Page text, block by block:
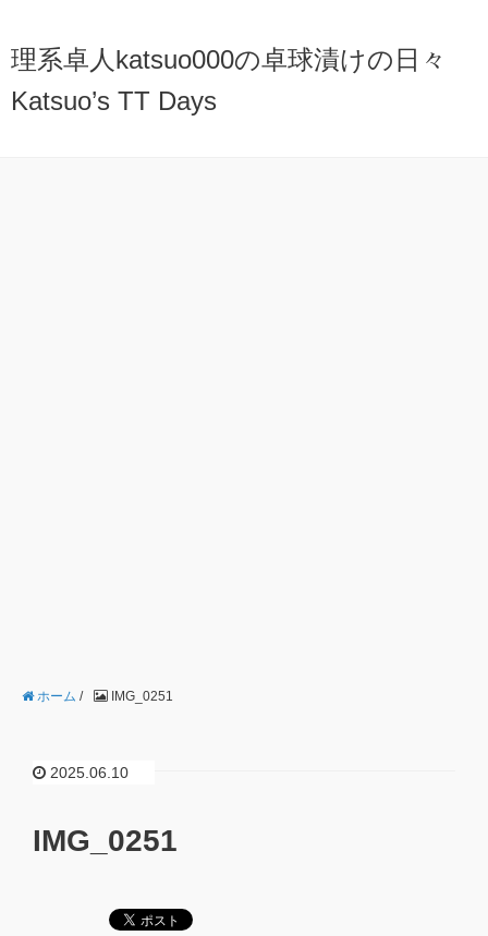
理系卓人katsuo000の卓球漬けの日々
Katsuo’s TT Days
ホーム / IMG_0251
2025.06.10
IMG_0251